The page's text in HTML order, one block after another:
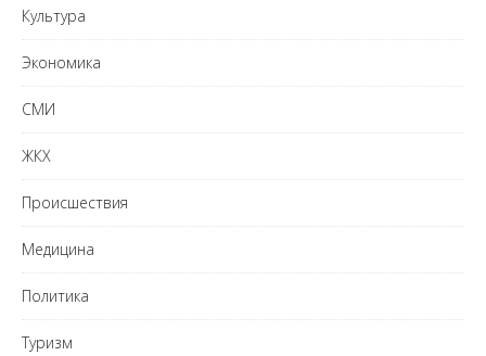
Культура
Экономика
СМИ
ЖКХ
Происшествия
Медицина
Политика
Туризм